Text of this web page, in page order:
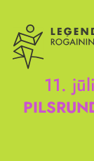
11.